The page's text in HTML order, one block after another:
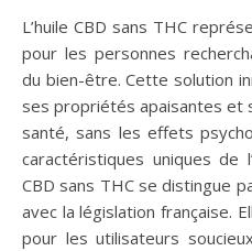
L’huile CBD sans THC représente une alternative naturelle
pour les personnes
du bien-être. Cette solution
ses propriétés apaisantes et
santé, sans les effets
caractéristiques uniques de
CBD sans THC se distingue
avec la législation française.
pour les utilisateurs